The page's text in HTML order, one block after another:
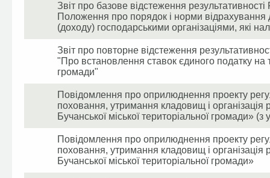
Звіт про базове відстеження
Положення про порядок і норми відрахування
(доходу) господарськими організаціями, які
Звіт про повторне відстеження
"Про встановлення ставок єдиного податку на
громади"
Повідомлення про оприлюднення проекту
поховання, утримання кладовищ і організація
Бучанської міської територіальної громади»
Повідомлення про оприлюднення проекту
поховання, утримання кладовищ і організація
Бучанської міської територіальної громади»